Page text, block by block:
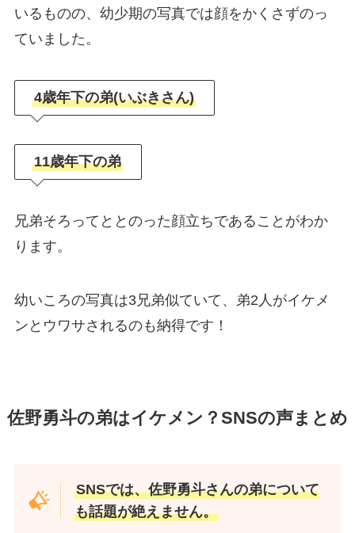
いるものの、幼少期の写真では顔をかくさずのっ
ていました。
4歳年下の弟(いぶきさん)
11歳年下の弟
兄弟そろってととのった顔立ちであることがわか
ります。
幼いころの写真は3兄弟似ていて、弟2人がイケメ
ンとウワサされるのも納得です！
佐野勇斗の弟はイケメン？SNSの声まとめ
SNSでは、佐野勇斗さんの弟について
も話題が絶えません。